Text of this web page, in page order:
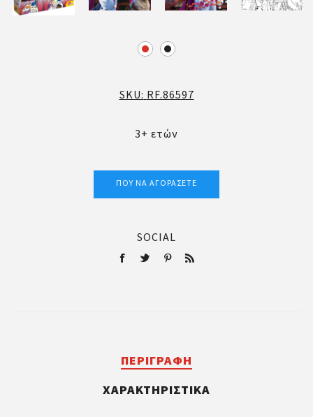
SKU: RF.86597
3+ ετών
ΠΟΎ ΝΑ ΑΓΟΡΆΣΕΤΕ
SOCIAL
ΠΕΡΙΓΡΑΦΉ
ΧΑΡΑΚΤΗΡΙΣΤΙΚΆ